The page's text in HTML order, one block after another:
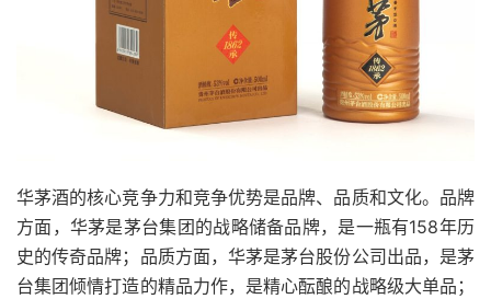
华茅酒的核心竞争力和竞争优势是品牌、品质和文化。品牌
方面，华茅是茅台集团的战略储备品牌，是一瓶有158年历
史的传奇品牌；品质方面，华茅是茅台股份公司出品，是茅
台集团倾情打造的精品力作，是精心酝酿的战略级大单品；